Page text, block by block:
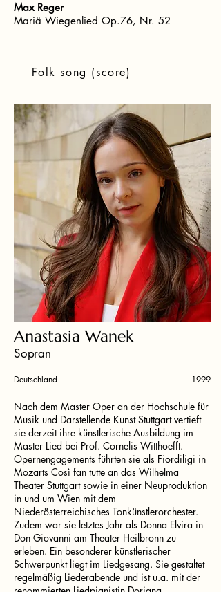
Max Reger
Mariä Wiegenlied Op.76, Nr. 52
Folk song (score)
Anastasia Wanek
Sopran
1999
Deutschland
Nach dem Master Oper an der Hochschule für
Musik und Darstellende Kunst Stuttgart vertieft
sie derzeit ihre künstlerische Ausbildung im
Master Lied bei Prof. Cornelis Witthoefft.
Opernengagements führten sie als Fiordiligi in
Mozarts Così fan tutte an das Wilhelma
Theater Stuttgart sowie in einer Neuproduktion
in und um Wien mit dem
Niederösterreichisches Tonkünstlerorchester.
Zudem war sie letztes Jahr als Donna Elvira in
Don Giovanni am Theater Heilbronn zu
erleben. Ein besonderer künstlerischer
Schwerpunkt liegt im Liedgesang. Sie gestaltet
regelmäßig Liederabende und ist u.a. mit der